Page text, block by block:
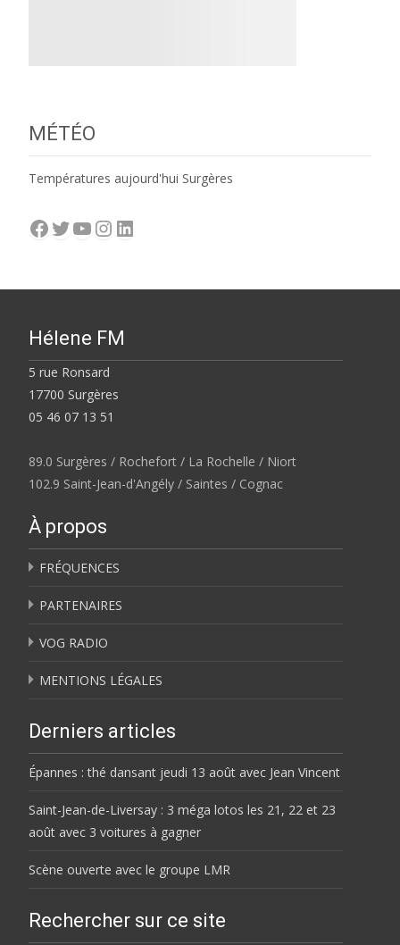
MÉTÉO
Températures aujourd'hui Surgères
Facebook
Twitter
YouTube
Instagram
LinkedIn
Hélene FM
5 rue Ronsard
17700 Surgères
05 46 07 13 51
89.0 Surgères / Rochefort / La Rochelle / Niort
102.9 Saint-Jean-d'Angély / Saintes / Cognac
À propos
FRÉQUENCES
PARTENAIRES
VOG RADIO
MENTIONS LÉGALES
Derniers articles
Épannes : thé dansant jeudi 13 août avec Jean Vincent
Saint-Jean-de-Liversay : 3 méga lotos les 21, 22 et 23
août avec 3 voitures à gagner
Scène ouverte avec le groupe LMR
Rechercher sur ce site